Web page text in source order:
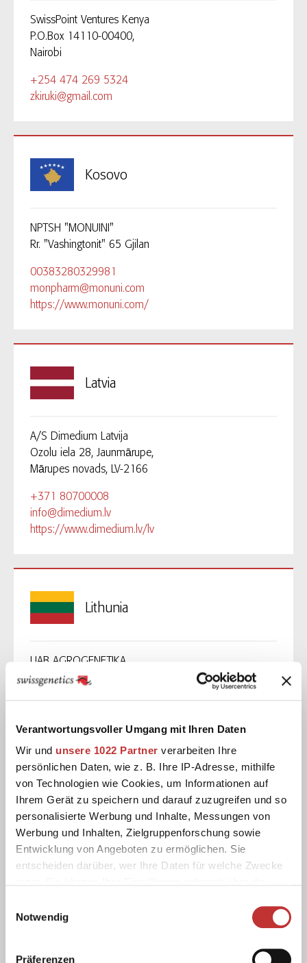
Verantwortungsvoller Umgang mit Ihren Daten
Wir und unsere 1022 Partner verarbeiten Ihre
persönlichen Daten, wie z. B. Ihre IP-Adresse, mithilfe
von Technologien wie Cookies, um Informationen auf
Ihrem Gerät zu speichern und darauf zuzugreifen und so
personalisierte Werbung und Inhalte, Messungen von
Werbung und Inhalten, Zielgruppenforschung sowie
Entwicklung von Angeboten zu ermöglichen. Sie
entscheiden darüber, wer Ihre Daten für welche Zwecke
Trigger Symbol ändern oder widerrufen
Notwendig
Präferenzen
SwissPoint Ventures Kenya
P.O.Box 14110-00400,
Nairobi
+254 474 269 5324
zkiruki@gmail.com
Kosovo
NPTSH "MONUINI"
Rr. "Vashingtonit" 65 Gjilan
00383280329981
monpharm@monuni.com
https://www.monuni.com/
Latvia
A/S Dimedium Latvija
Ozolu iela 28, Jaunmārupe,
Mārupes novads, LV-2166
+371 80700008
info@dimedium.lv
https://www.dimedium.lv/lv
Lithunia
UAB AGROGENETIKA
Paribio g.1,
LT- 47413
00370 8 699 69096
giedriuss@agrogenetika.lt
Mexico
Blvd. Hidalgo #1307 int D